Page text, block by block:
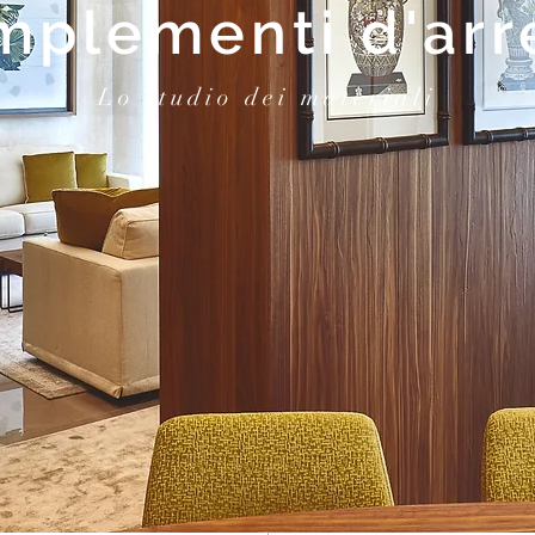
Lo studio dei materiali